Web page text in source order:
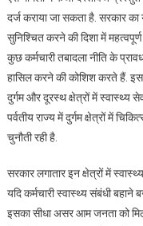
दर्ज कराया जा सकता है. सरकार का
सुनिश्चित करने की दिशा में
कुछ कर्मचारी तबादला नीति के
हासिल करने की कोशिश करते हैं.
दुर्गम और दूरस्थ क्षेत्रों में
पर्वतीय राज्य में दुर्गम क्षेत्रों में
चुनौती रही है.
सरकार लगातार इन क्षेत्रों में
यदि कर्मचारी स्वास्थ्य संबंधी बहाने
इसका सीधा असर आम जनता को